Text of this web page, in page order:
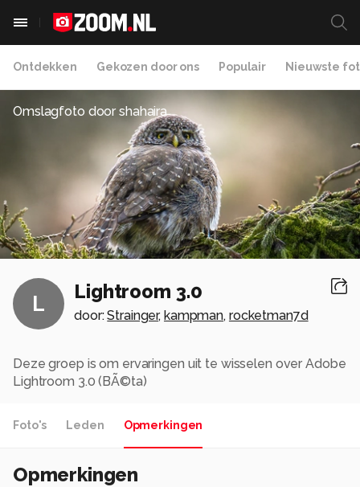
Ontdekken Gekozen door ons Populair Nieuwste
Omslagfoto doorshahaira
L
Lightroom 3.0
door:Strainger, kampman, rocketman7d
Deze groep is om ervaringen uit te wisselen over Adobe
Lightroom 3.0 (BÃ©ta)
Foto's Leden Opmerkingen
Opmerkingen